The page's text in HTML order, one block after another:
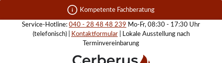
Zum Hauptinhalt springen Kompetente Fachberatung
Service-Hotline: 040 - 28 48 48 239 Mo-Fr, 08:30 - 17:30 Uhr
(telefonisch) |
Kontaktformular| Lokale Ausstellung nach
Terminvereinbarung